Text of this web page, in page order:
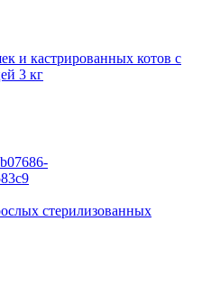
и кастрированных котов с
3 кг
стерилизованных